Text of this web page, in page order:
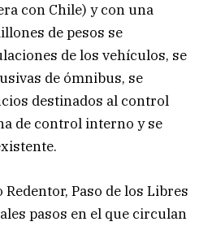
con Chile) y con una
de pesos se
de los vehículos, se
de ómnibus, se
destinados al control
de control interno y se
Paso de los Libres
pasos en el que circulan